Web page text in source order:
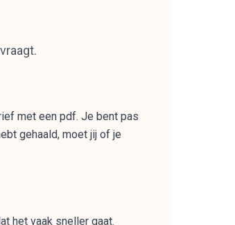
met een pdf. Je bent pas
gehaald, moet jij of je
het vaak sneller gaat.